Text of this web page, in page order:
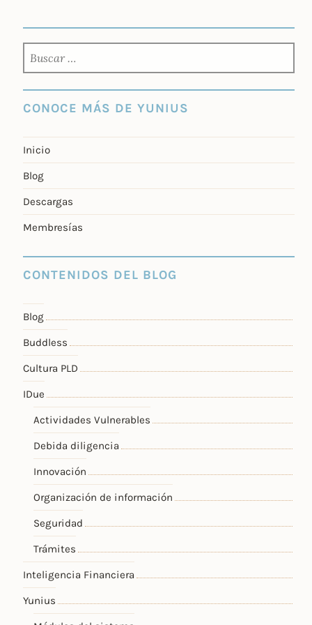
CONOCE MÁS DE YUNIUS
Inicio
Blog
Descargas
Membresías
CONTENIDOS DEL BLOG
Blog
Buddless
Cultura PLD
IDue
Actividades Vulnerables
Debida diligencia
Innovación
Organización de información
Seguridad
Trámites
Inteligencia Financiera
Yunius